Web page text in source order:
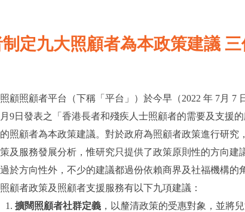
定九大照顧者為本政策建議
照顧照顧者平台（下稱「平台」）於今早（2022 年 7月
月9日發表之「香港長者和殘疾人士照顧者的需要及支援
的照顧者為本政策建議。對於政府為照顧者政策進行研
策及服務發展分析，惟研究只提供了政策原則性的方向
過於方向性外，不少的建議都過份依賴商界及社福機構
照顧者政策及照顧者支援服務有以下九項建議：
擴闊照顧者社群定義 ，以釐清政策的受惠對象，並將